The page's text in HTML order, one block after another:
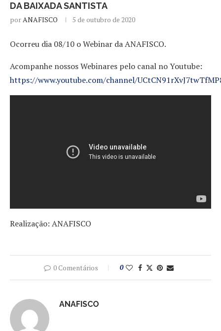
DA BAIXADA SANTISTA
porANAFISCO 5 de outubro de 2020
Ocorreu dia 08/10 o Webinar da ANAFISCO.
Acompanhe nossos Webinares pelo canal no Youtube:
https://www.youtube.com/channel/
Realização: ANAFISCO
0 Comentários 0
ANAFISCO